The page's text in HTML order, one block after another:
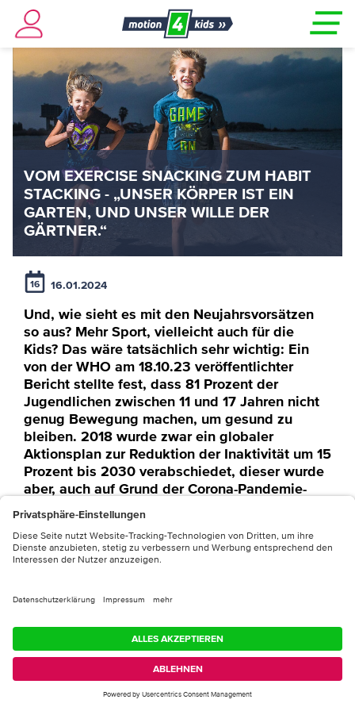
VOM EXERCISE SNACKING ZUM HABIT
STACKING - „UNSER KÖRPER IST EIN
GARTEN, UND UNSER WILLE DER
GÄRTNER.“
16 16.01.2024
Und, wie sieht es mit den Neujahrsvorsätzen
so aus? Mehr Sport, vielleicht auch für die
Kids? Das wäre tatsächlich sehr wichtig: Ein
von der WHO am 18.10.23 veröffentlichter
Bericht stellte fest, dass 81 Prozent der
Jugendlichen zwischen 11 und 17 Jahren nicht
genug Bewegung machen, um gesund zu
bleiben. 2018 wurde zwar ein globaler
Aktionsplan zur Reduktion der Inaktivität um 15
Prozent bis 2030 verabschiedet, dieser wurde
aber, auch auf Grund der Corona-Pandemie-
Die privaten und öffentlichen Schäden auf
Grund von Inaktivität sind enorm: Zwischen
2020 und 2030 rechnet man mit 500 Mio.
Krankheiten, die Kosten von US$27 Mrd.